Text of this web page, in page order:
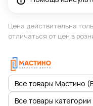
Цена действительна
отличаться от цен в
Все товары Мастино
Все товары категории